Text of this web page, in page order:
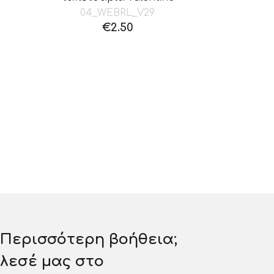
04_WEBRL_V29
€2.50
βοήθεια;
μας στο